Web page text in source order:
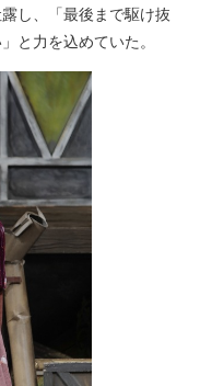
し、「最後まで駆け抜
と力を込めていた。